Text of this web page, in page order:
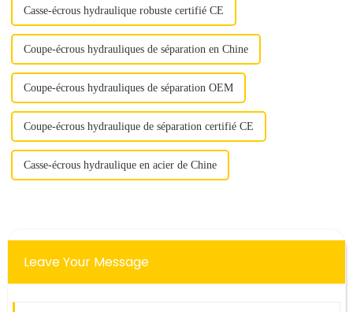
Casse-écrous hydraulique robuste certifié CE
Coupe-écrous hydrauliques de séparation en Chine
Coupe-écrous hydrauliques de séparation OEM
Coupe-écrous hydraulique de séparation certifié CE
Casse-écrous hydraulique en acier de Chine
Leave Your Message